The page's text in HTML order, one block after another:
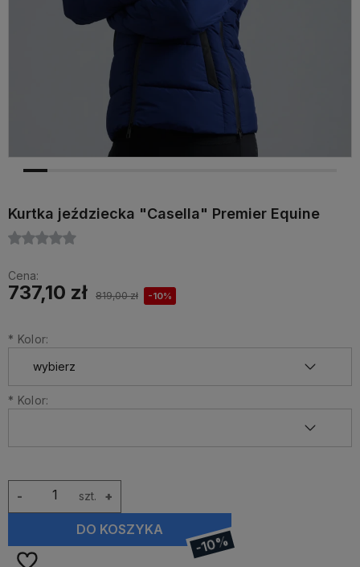
Kurtka jeździecka "Casella" Premier Equine
Cena:
737,10 zł 819,00 zł -10%
* Kolor:
* Kolor:
szt. +
-
DO KOSZYKA
-10%